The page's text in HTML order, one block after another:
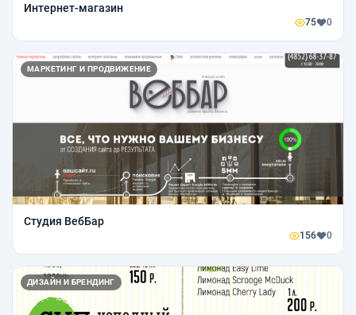
Интернет-магазин
75 0
МАРКЕТИНГ И ПРОДВИЖЕНИЕ
Студия ВебБар
156 0
ДИЗАЙН И БРЕНДИНГ